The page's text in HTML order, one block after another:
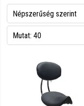
Népszerűség szerint
Név szerint csökkenő
Ár szerint csökkenő
Ár szerint növekvő
Mutat: 40
Mutat: 160